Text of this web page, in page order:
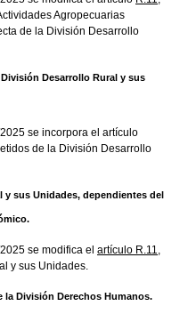
Agropecuarias
de la División Desarrollo
Desarrollo Rural y sus
se incorpora el artículo
de la División Desarrollo
y sus Unidades, dependientes del
se modifica el artículo R.11,
y sus Unidades.
la División Derechos Humanos.